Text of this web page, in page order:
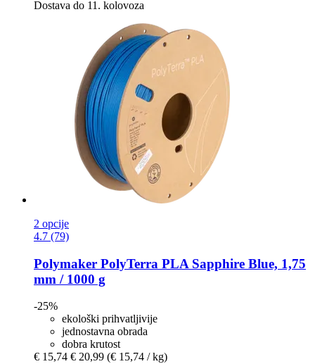
Dostava do 11. kolovoza
2 opcije
4.7 (79)
Polymaker PolyTerra PLA Sapphire Blue, 1,75
mm / 1000 g
-25%
ekološki prihvatljivije
jednostavna obrada
dobra krutost
€ 15,74 € 20,99 (€ 15,74 / kg)